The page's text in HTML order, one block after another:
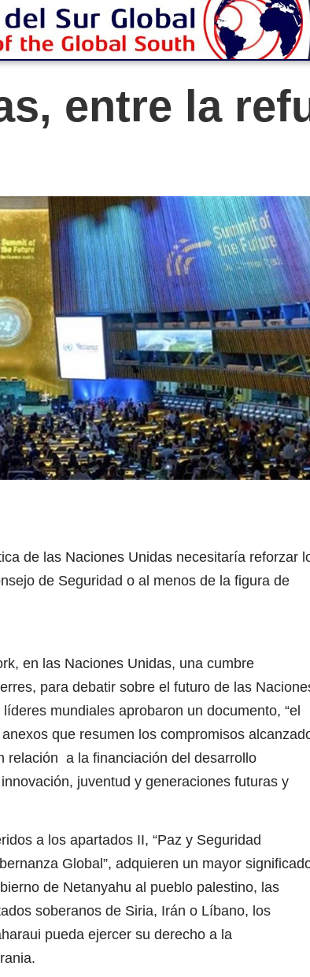
entre la
de las Naciones Unidas necesitaría reforzar
de Seguridad o al menos de la figura de
en las Naciones Unidas, una cumbre
para debatir sobre el futuro de las
mundiales aprobaron un documento, “el
que resumen los compromisos
relación a la financiación del desarrollo
juventud y generaciones futuras y
a los apartados II, “Paz y Seguridad
Global”, adquieren un mayor
de Netanyahu al pueblo palestino, las
soberanos de Siria, Irán o Líbano, los
pueda ejercer su derecho a la